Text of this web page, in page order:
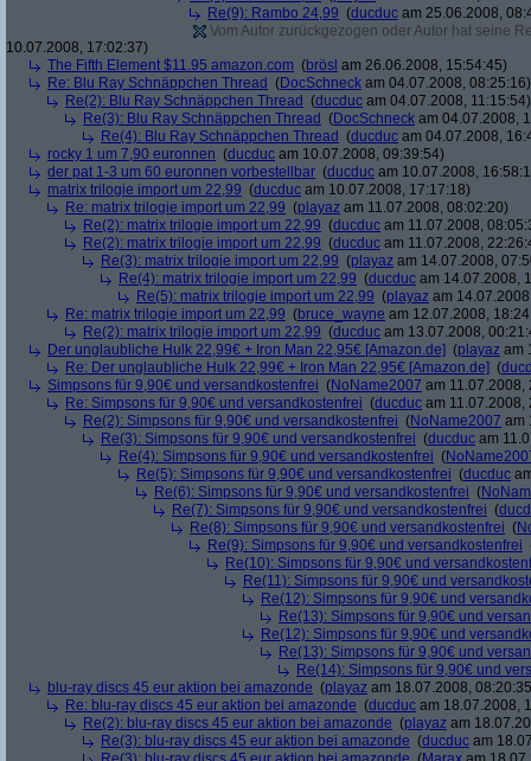
Re(9): Rambo 24,99 (ducduc am 25.06.2008,
Vom Autor zurückgezogen oder Autor hat seine
10.07.2008, 17:02:37)
The Fifth Element $11.95 amazon.com (brösl am 26.06.2008, 15:54:45)
Re: Blu Ray Schnäppchen Thread (DocSchneck am 04.07.2008, 08:25:16)
Re(2): Blu Ray Schnäppchen Thread (ducduc am 04.07.2008, 11:15:54)
Re(3): Blu Ray Schnäppchen Thread (DocSchneck am 04.07.2008,
Re(4): Blu Ray Schnäppchen Thread (ducduc am 04.07.2008,
rocky 1 um 7,90 euronnen (ducduc am 10.07.2008, 09:39:54)
der pat 1-3 um 60 euronnen vorbestellbar (ducduc am 10.07.2008,
matrix trilogie import um 22,99 (ducduc am 10.07.2008, 17:17:18)
Re: matrix trilogie import um 22,99 (playaz am 11.07.2008, 08:02:20)
Re(2): matrix trilogie import um 22,99 (ducduc am 11.07.2008,
Re(2): matrix trilogie import um 22,99 (ducduc am 11.07.2008,
Re(3): matrix trilogie import um 22,99 (playaz am 14.07.2008,
Re(4): matrix trilogie import um 22,99 (ducduc am 14.07.2008,
Re(5): matrix trilogie import um 22,99 (playaz am
Re: matrix trilogie import um 22,99 (bruce_wayne am 12.07.2008,
Re(2): matrix trilogie import um 22,99 (ducduc am 13.07.2008,
Der unglaubliche Hulk 22,99€ + Iron Man 22,95€ [Amazon.de] (playaz am
Re: Der unglaubliche Hulk 22,99€ + Iron Man 22,95€ [Amazon.de] (
Simpsons für 9,90€ und versandkostenfrei (NoName2007 am 11.07.2008,
Re: Simpsons für 9,90€ und versandkostenfrei (ducduc am 11.07.2008,
Re(2): Simpsons für 9,90€ und versandkostenfrei (NoName2007 am
Re(3): Simpsons für 9,90€ und versandkostenfrei (ducduc am
Re(4): Simpsons für 9,90€ und versandkostenfrei (
Re(5): Simpsons für 9,90€ und versandkostenfrei (ducduc
Re(6): Simpsons für 9,90€ und versandkostenfrei (
Re(7): Simpsons für 9,90€ und versandkostenfrei (
Re(8): Simpsons für 9,90€ und versandkostenfrei (
Re(9): Simpsons für 9,90€ und versandkostenfrei
Re(10): Simpsons für 9,90€ und
Re(11): Simpsons für 9,90€ und
Re(12): Simpsons für 9,90€ und
Re(13): Simpsons für 9,90€ und
Re(12): Simpsons für 9,90€ und
Re(13): Simpsons für 9,90€ und
Re(14): Simpsons für 9,90€ und
blu-ray discs 45 eur aktion bei amazonde (playaz am 18.07.2008,
Re: blu-ray discs 45 eur aktion bei amazonde (ducduc am 18.07.2008,
Re(2): blu-ray discs 45 eur aktion bei amazonde (playaz am
Re(3): blu-ray discs 45 eur aktion bei amazonde (ducduc am